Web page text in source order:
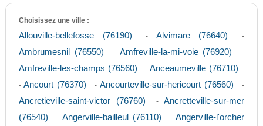
Choisissez une ville :
Allouville-bellefosse (76190) - Alvimare (76640) -
Ambrumesnil (76550) - Amfreville-la-mi-voie (76920) -
Amfreville-les-champs (76560) -Anceaumeville (76710)
-Ancourt (76370) -Ancourteville-sur-hericourt (76560) -
Ancretieville-saint-victor (76760) -Ancretteville-sur-mer
(76540)
-Angerville-bailleul (76110) -Angerville-l'orcher